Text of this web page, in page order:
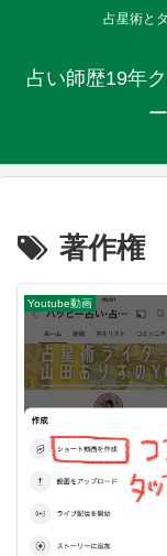
占星術と
占い師歴19年
著作権
Youtube動画